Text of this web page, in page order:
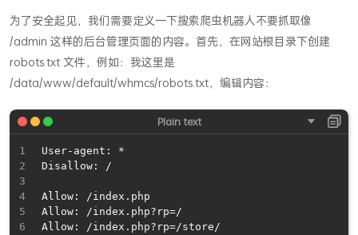
为了安全起见，我们需要定义一下搜索爬虫机器人不要抓取像
/admin 这样的后台管理页面的内容。首先，在网站根目录下创建
robots.txt 文件，例如：我这里是
/data/www/default/whmcs/robots.txt，编辑内容：
User-agent: *
Disallow: /
Allow: /index.php
Allow: /index.php?rp=/
Allow: /index.php?rp=/store/